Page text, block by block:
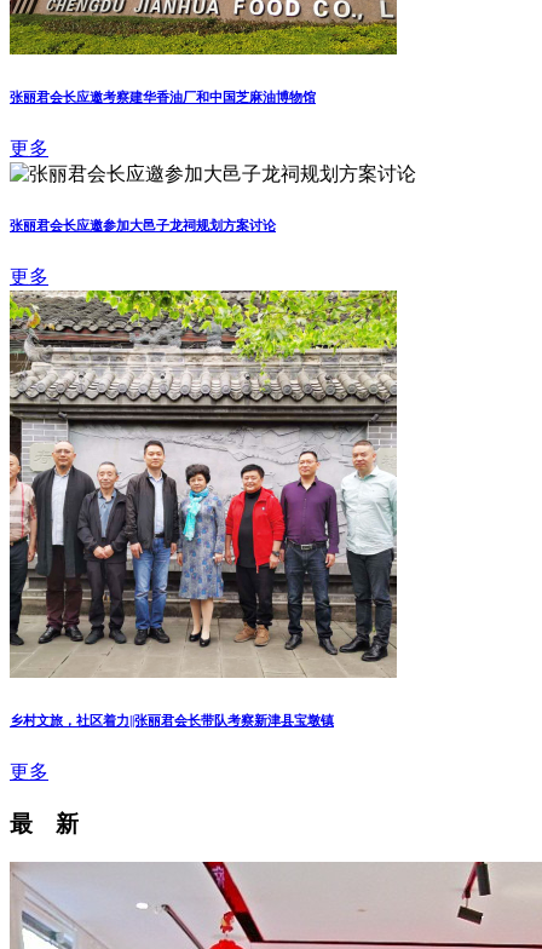
张丽君会长应邀考察建华香油厂和中国芝麻油博物馆
更多
张丽君会长应邀参加大邑子龙祠规划方案讨论
更多
乡村文旅，社区着力||张丽君会长带队考察新津县宝墩镇
更多
最 新